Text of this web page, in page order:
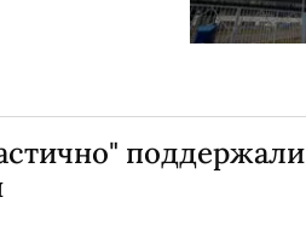
поддержали